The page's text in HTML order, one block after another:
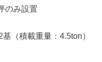
のみ設置
（積載重量：4.5ton）